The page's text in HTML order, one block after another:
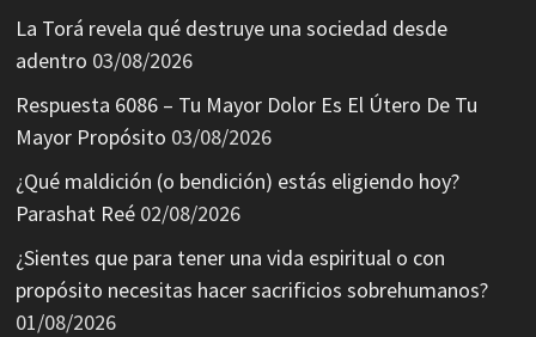
La Torá revela qué destruye una sociedad desde
adentro 03/08/2026
Respuesta 6086 – Tu Mayor Dolor Es El Útero De Tu
Mayor Propósito 03/08/2026
¿Qué maldición (o bendición) estás eligiendo hoy?
Parashat Reé 02/08/2026
¿Sientes que para tener una vida espiritual o con
propósito necesitas hacer sacrificios sobrehumanos?
01/08/2026